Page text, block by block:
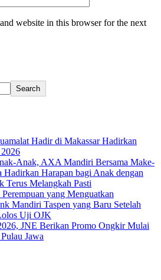
website in this browser for the next
Search
Hadir di Makassar Hadirkan
Anak, AXA Mandiri Bersama Make-
Harapan bagi Anak dengan
Terus Melangkah Pasti
yang Menguatkan
Mandiri Taspen yang Baru Setelah
Uji OJK
JNE Berikan Promo Ongkir Mulai
Jawa